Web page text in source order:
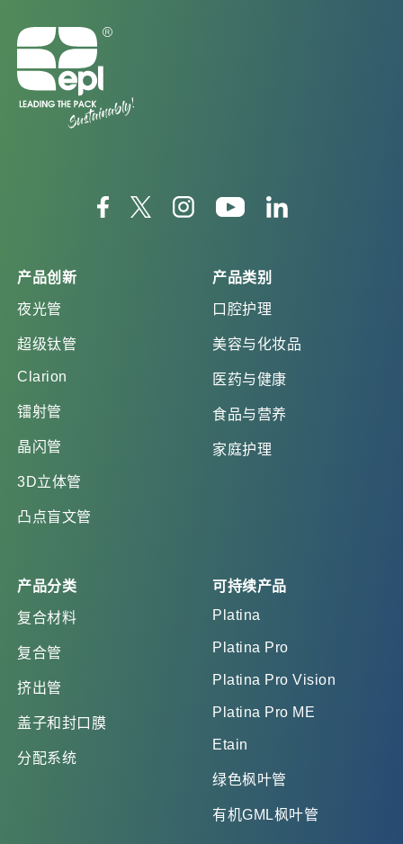
产品创新
夜光管
超级钛管
Clarion
镭射管
晶闪管
3D立体管
凸点盲文管
产品类别
口腔护理
美容与化妆品
医药与健康
食品与营养
家庭护理
产品分类
复合材料
复合管
挤出管
盖子和封口膜
分配系统
可持续产品
Platina
Platina Pro
Platina Pro Vision
Platina Pro ME
Etain
绿色枫叶管
有机GML枫叶管